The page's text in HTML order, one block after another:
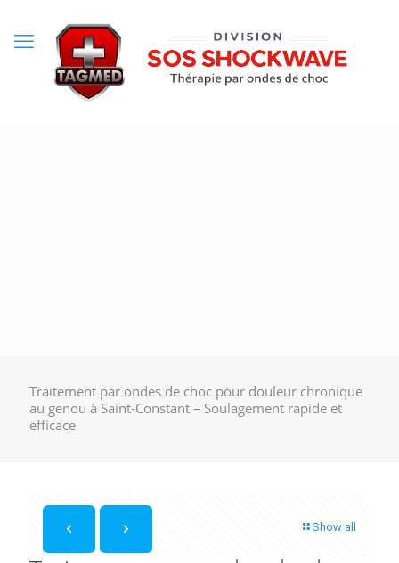
Traitement par ondes de choc pour douleur chronique
au genou à Saint-Constant – Soulagement rapide et
efficace
Show all